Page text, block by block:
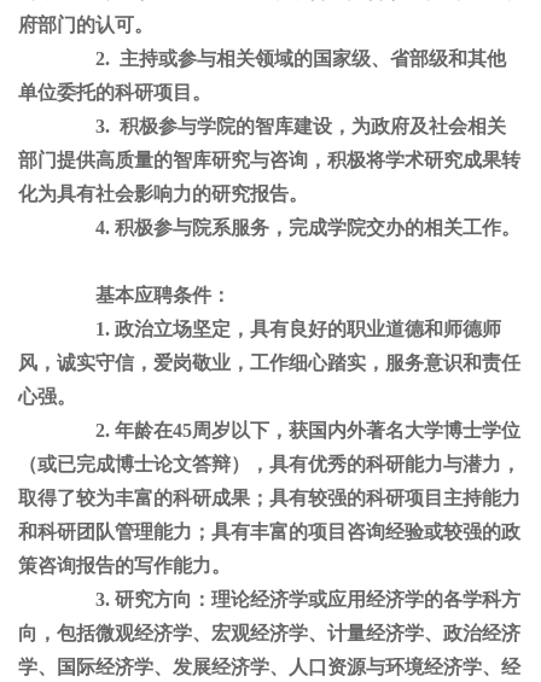
府部门的认可。
2. 主持或参与相关领域的国家级、省部级和其他
单位委托的科研项目。
3. 积极参与学院的智库建设，为政府及社会相关
部门提供高质量的智库研究与咨询，积极将学术研究成果转
化为具有社会影响力的研究报告。
4. 积极参与院系服务，完成学院交办的相关工作。
基本应聘条件：
1. 政治立场坚定，具有良好的职业道德和师德师
风，诚实守信，爱岗敬业，工作细心踏实，服务意识和责任
心强。
2. 年龄在45周岁以下，获国内外著名大学博士学位
（或已完成博士论文答辩），具有优秀的科研能力与潜力，
取得了较为丰富的科研成果；具有较强的科研项目主持能力
和科研团队管理能力；具有丰富的项目咨询经验或较强的政
策咨询报告的写作能力。
3. 研究方向：理论经济学或应用经济学的各学科方
向，包括微观经济学、宏观经济学、计量经济学、政治经济
学、国际经济学、发展经济学、人口资源与环境经济学、经